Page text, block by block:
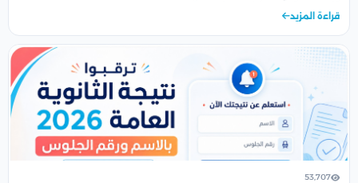
قراءة المزيد
53,707